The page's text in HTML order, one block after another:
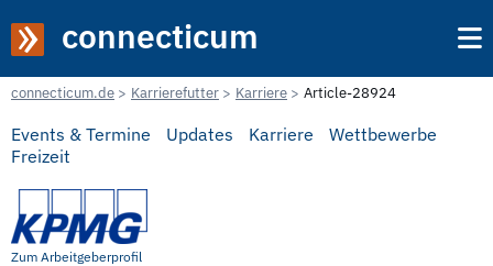
connecticum
connecticum.de Karrierefutter Karriere Article-28924
Events & Termine Updates Karriere
Wettbewerbe
Freizeit
Zum Arbeitgeberprofil